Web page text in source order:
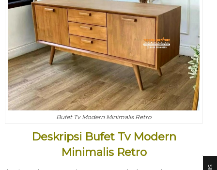
Bufet Tv Modern Minimalis Retro
Deskripsi Bufet Tv Modern
Minimalis Retro